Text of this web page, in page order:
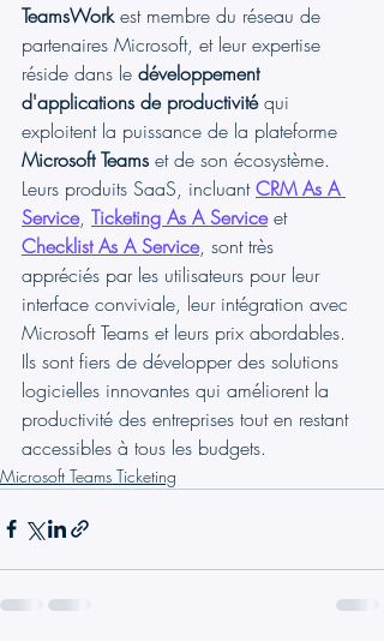
TeamsWork est membre du réseau de
partenaires Microsoft, et leur expertise
réside dans le développement
d'applications de productivité qui
exploitent la puissance de la plateforme
Microsoft Teams et de son écosystème.
Leurs produits SaaS, incluant CRM As A
Service, Ticketing As A Service et
Checklist As A Service, sont très
appréciés par les utilisateurs pour leur
interface conviviale, leur intégration avec
Microsoft Teams et leurs prix abordables.
Ils sont fiers de développer des solutions
logicielles innovantes qui améliorent la
productivité des entreprises tout en restant
accessibles à tous les budgets.
Microsoft Teams Ticketing